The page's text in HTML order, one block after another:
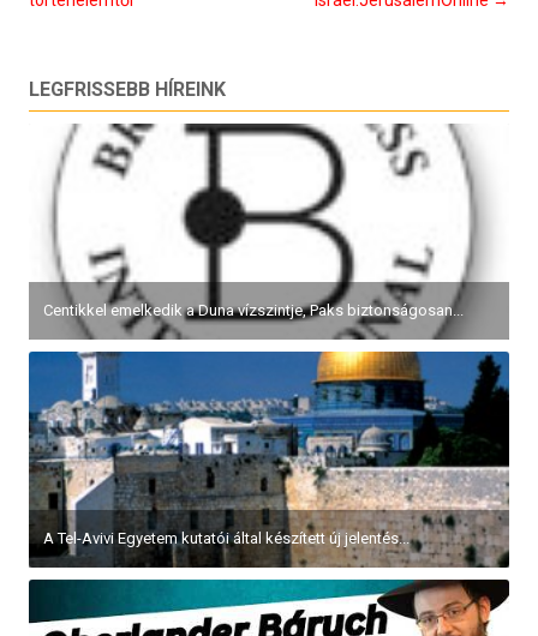
LEGFRISSEBB HÍREINK
Centikkel emelkedik a Duna vízszintje, Paks biztonságosan...
A Tel-Avivi Egyetem kutatói által készített új jelentés...